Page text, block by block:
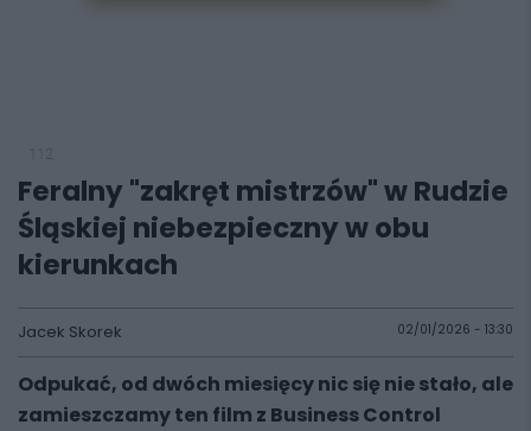
Feralny "zakręt mistrzów" w Rudzie
Śląskiej niebezpieczny w obu
kierunkach
Jacek Skorek 02/01/2026 - 13:30
Odpukać, od dwóch miesięcy nic się nie stało, ale
zamieszczamy ten film z Business Control